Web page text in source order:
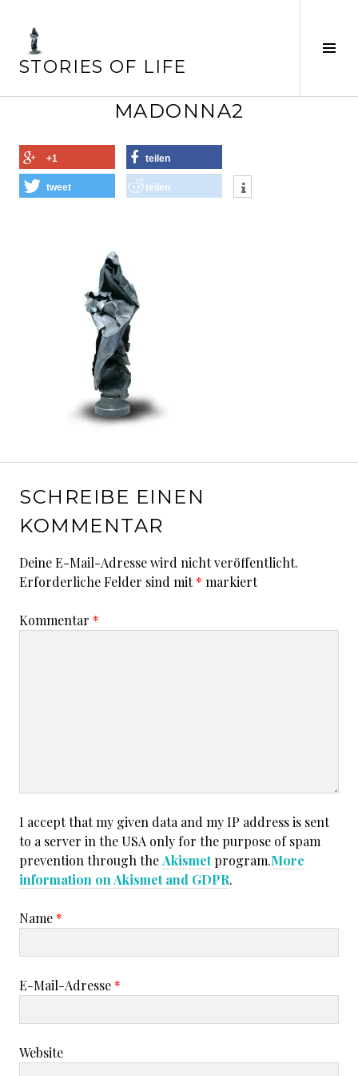
Inhalt
STORIES OF LIFE
MADONNA2
+1 teilen
tweet teilen
SCHREIBE EINEN
KOMMENTAR
Deine E-Mail-Adresse wird nicht veröffentlicht.
Erforderliche Felder sind mit* markiert
Kommentar *
I accept that my given data and my IP address is sent
to a server in the USA only for the purpose of spam
prevention through theAkismetprogram.More
information on Akismet and GDPR.
Name *
E-Mail-Adresse *
Website